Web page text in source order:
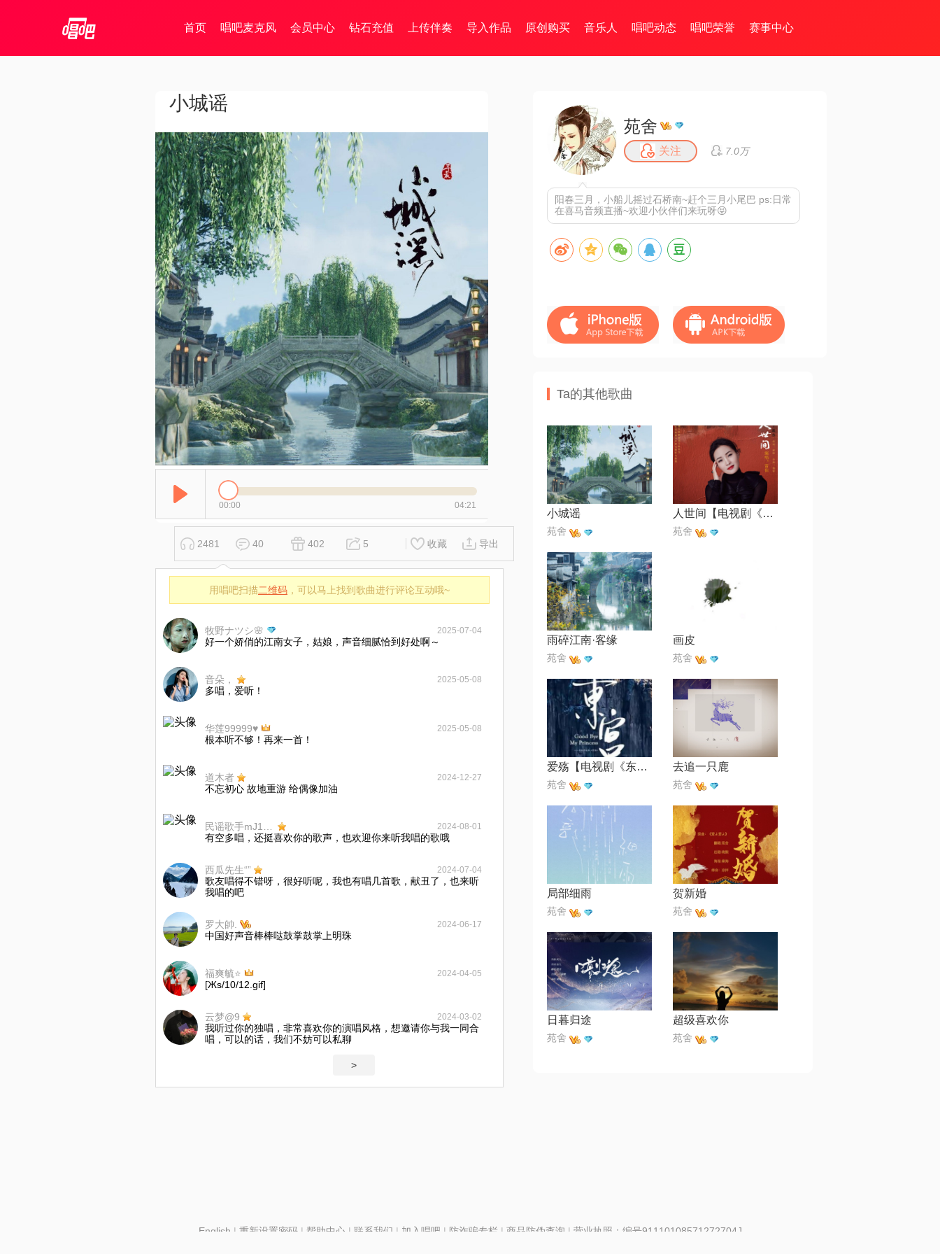
首页 唱吧麦克风 会员中心 钻石充值 上传伴奏 导入作品 原创购买 音乐人 唱吧动态 唱吧荣誉 赛事中心
小城谣
00:00 04:21
2481 40 402 5 收藏 导出
用唱吧扫描二维码 ，可以马上找到歌曲进行评论互动哦~
牧野ナツシ🌸 2025-07-04
好一个娇俏的江南女子，姑娘，声音细腻恰到好处啊～
音朵， 2025-05-08
多唱，爱听！
华莲99999♥ 2025-05-08
根本听不够！再来一首！
道木者 2024-12-27
不忘初心 故地重游 给偶像加油
2024-08-01
有空多唱，还挺喜欢你的歌声，也欢迎你来听我唱的歌哦
西瓜先生“” 2024-07-04
歌友唱得不错呀，很好听呢，我也有唱几首歌，献丑了，也来听
我唱的吧
罗大帥. 2024-06-17
中国好声音棒棒哒鼓掌鼓掌上明珠
福爽毓⭐ 2024-04-05
[Жs/10/12.gif]
云梦@9 2024-03-02
我听过你的独唱，非常喜欢你的演唱风格，想邀请你与我一同合
唱，可以的话，我们不妨可以私聊
>
苑舍
关注 7.0万
阳春三月，小船儿摇过石桥南~赶个三月小尾巴 ps:日常
在喜马音频直播~欢迎小伙伴们来玩呀😝
Ta的其他歌曲
小城谣
苑舍
人世间【电视剧《人世间》主题曲】
苑舍
雨碎江南·客缘
苑舍
画皮
苑舍
爱殇【电视剧《东宫》插曲】
苑舍
去追一只鹿
苑舍
局部细雨
苑舍
贺新婚
苑舍
日暮归途
苑舍
超级喜欢你
苑舍
English | 重新设置密码| 帮助中心 | 联系我们 | 加入唱吧 | 防诈骗专栏 | 商品防伪查询 | 营业执照：编号91110108571272704J